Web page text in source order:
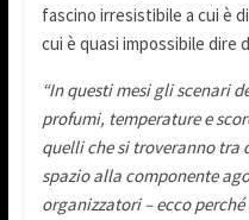
fascino irresistibile a cui è
cui è quasi impossibile dire
“In questi mesi gli scenari
profumi, temperature e
quelli che si troveranno tra
spazio alla componente
organizzatori – ecco